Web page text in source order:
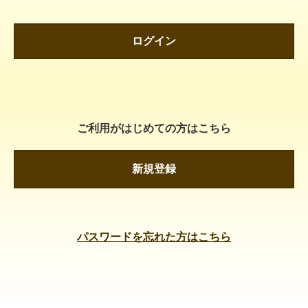
ログイン
ご利用がはじめての方はこちら
新規登録
パスワードを忘れた方はこちら